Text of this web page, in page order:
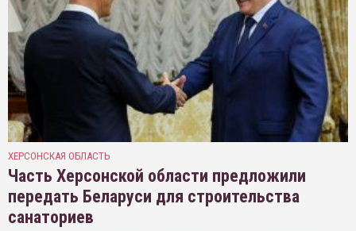
ХЕРСОНСКАЯ ОБЛАСТЬ
Часть Херсонской области предложили
передать Беларуси для строительства
санаториев